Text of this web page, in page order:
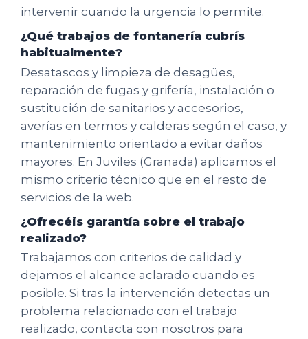
intervenir cuando la urgencia lo permite.
¿Qué trabajos de fontanería cubrís
habitualmente?
Desatascos y limpieza de desagües,
reparación de fugas y grifería, instalación o
sustitución de sanitarios y accesorios,
averías en termos y calderas según el caso, y
mantenimiento orientado a evitar daños
mayores. En Juviles (Granada) aplicamos el
mismo criterio técnico que en el resto de
servicios de la web.
¿Ofrecéis garantía sobre el trabajo
realizado?
Trabajamos con criterios de calidad y
dejamos el alcance aclarado cuando es
posible. Si tras la intervención detectas un
problema relacionado con el trabajo
realizado, contacta con nosotros para